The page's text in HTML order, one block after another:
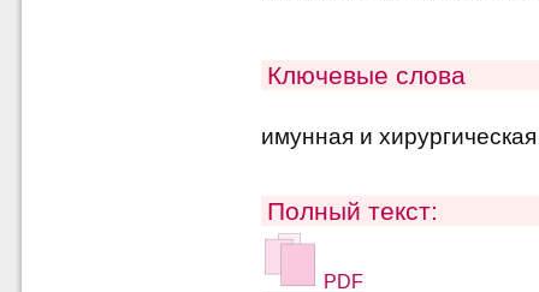
Ключевые слова
имунная и
Полный текст:
PDF